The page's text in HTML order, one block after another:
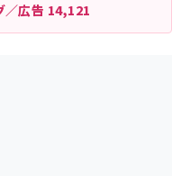
／広告 14,121